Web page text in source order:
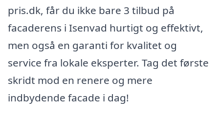
pris.dk, får du ikke bare 3 tilbud på
facaderens i Isenvad hurtigt og effektivt,
men også en garanti for kvalitet og
service fra lokale eksperter. Tag det første
skridt mod en renere og mere
indbydende facade i dag!